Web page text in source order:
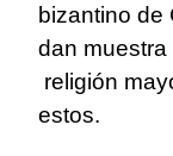
bizantino de
dan
religión
estos.